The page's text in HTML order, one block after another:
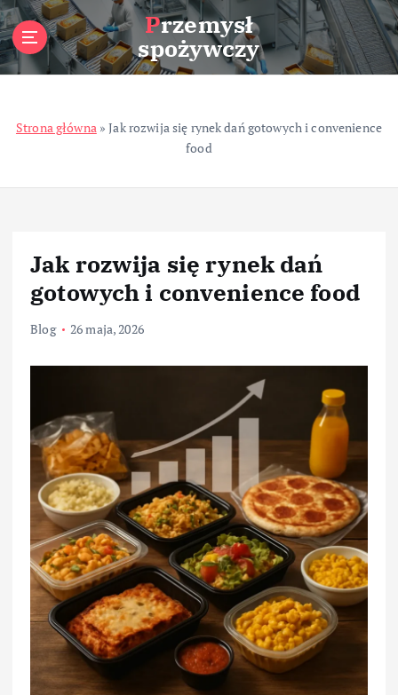
S
k
i
p
t
Przemysł
spożywczy
Strona główna »Jak rozwija się rynek dań gotowych i convenience
food
Jak rozwija się rynek dań
gotowych i convenience food
Blog 26 maja, 2026